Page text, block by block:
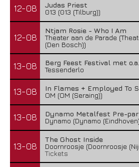
12-08
Judas Priest
013 (013 (Tilburg))
12-08
Ntjam Rosie - Who I Am
Theater aan de Parade
(Den Bosch))
13-08
Berg Feest Festival met
Tessenderlo
13-08
In Flames + Employed To
OM (OM (Seraing))
13-08
Dynamo Metalfest Pre-
Dynamo (Dynamo
13-08
The Ghost Inside
Doornroosje (Doornroosje
Tickets